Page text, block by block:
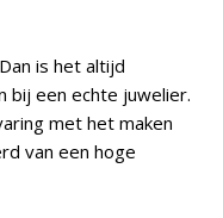
is het altijd
bij een echte juwelier.
met het maken
van een hoge